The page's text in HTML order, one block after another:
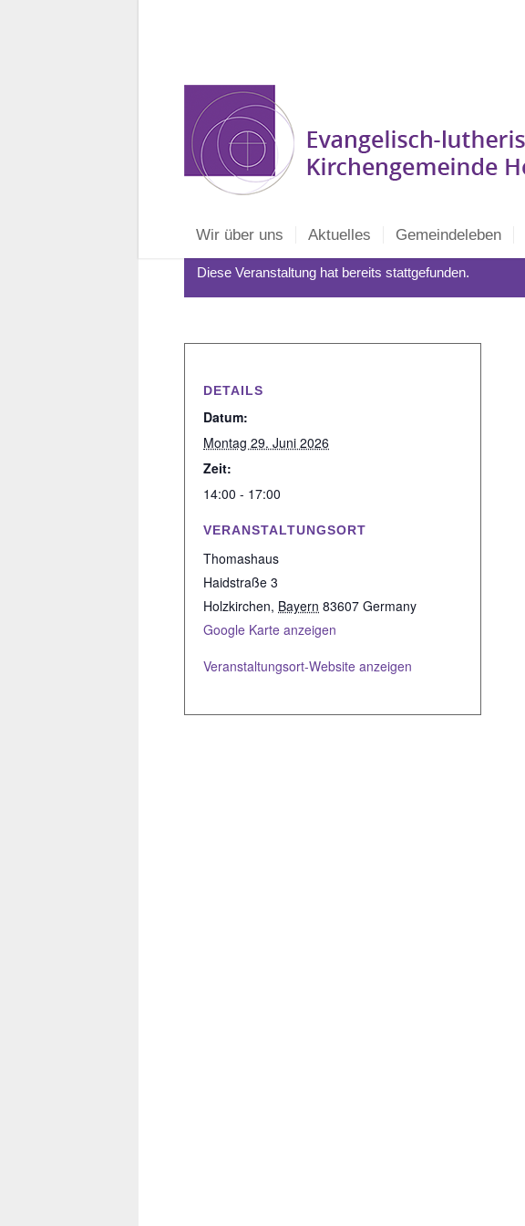
Wir über uns Aktuelles Gemeindeleben
Diese Veranstaltung hat bereits stattgefunden.
DETAILS
Datum:
Montag 29. Juni 2026
Zeit:
14:00 - 17:00
VERANSTALTUNGSORT
Thomashaus
Haidstraße 3
Holzkirchen, Bayern 83607 Germany
Google Karte anzeigen
Veranstaltungsort-Website anzeigen